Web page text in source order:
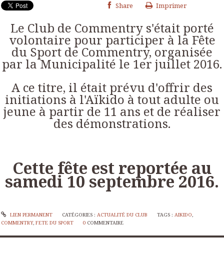
Share Imprimer
Le Club de Commentry s'était porté
volontaire pour participer à la Fête
du Sport de Commentry, organisée
par la Municipalité le 1er juillet 2016.
A ce titre, il était prévu d'offrir des
initiations à l'Aïkido à tout adulte ou
jeune à partir de 11 ans et de réaliser
des démonstrations.
Cette fête est reportée au
samedi 10 septembre 2016.
LIEN PERMANENT CATÉGORIES : ACTUALITÉ DU CLUB TAGS :AIKIDO,
COMMENTRY, FETE DU SPORT 0 COMMENTAIRE